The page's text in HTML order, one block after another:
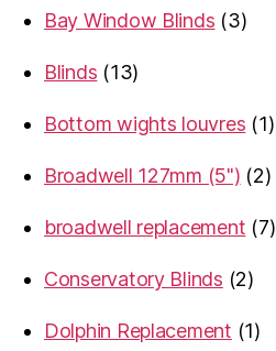
Bay Window Blinds
33
Blinds
1313
Bottom wights louvres
11
Broadwell 127mm (5")
22
broadwell replacement
77
Conservatory Blinds
22
Dolphin Replacement
11